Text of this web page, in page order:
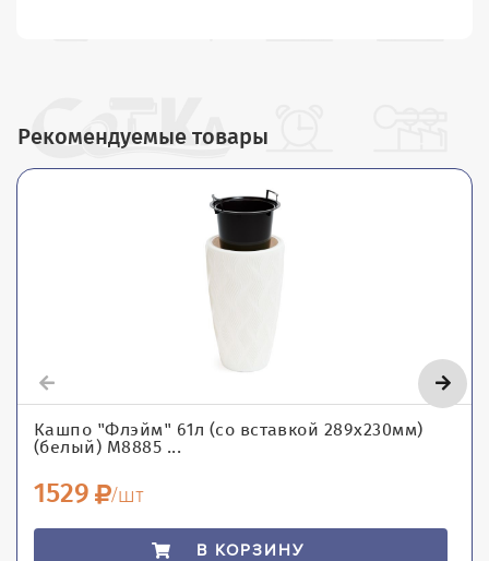
Рекомендуемые товары
Кашпо "Флэйм" 61л (со вставкой 289х230мм)
(белый) М8885 ...
1529 /шт
В КОРЗИНУ